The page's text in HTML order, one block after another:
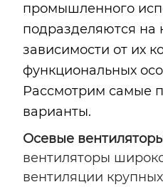
промышленного
подразделяются на
зависимости от их
функциональных
Рассмотрим самые
варианты.
Осевые
вентиляторы
вентиляции